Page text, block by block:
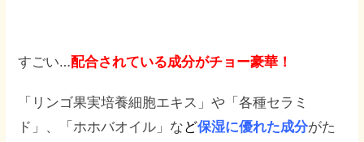
すごい…配合されている成分がチョー豪華！
「リンゴ果実培養細胞エキス」や「各種セラミ
ド」、「ホホバオイル」など保湿に優れた成分がた